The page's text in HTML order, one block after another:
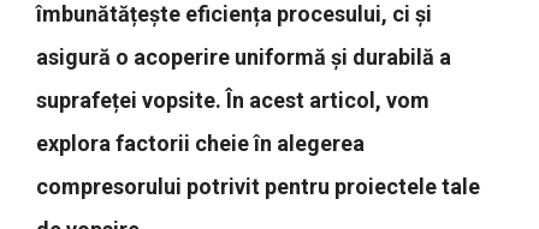
îmbunătățește eficiența procesului, ci și
asigură o acoperire uniformă și durabilă a
suprafeței vopsite. În acest articol, vom
explora factorii cheie în alegerea
compresorului potrivit pentru proiectele tale